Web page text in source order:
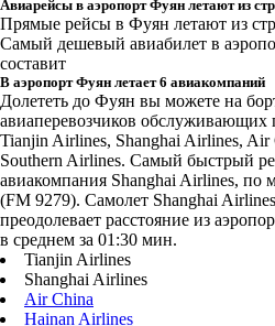
Авиарейсы в аэропорт Фуян летают из
Прямые рейсы в Фуян летают из
Самый дешевый авиабилет в
составит
В аэропорт Фуян летает 6 авиакомпаний
Долететь до Фуян вы можете на
авиаперевозчиков обслуживающих
Tianjin Airlines, Shanghai Airlines,
Southern Airlines. Самый быстрый
авиакомпания Shanghai Airlines,
(FM 9279). Самолет Shanghai
преодолевает расстояние из
в среднем за 01:30 мин.
Tianjin Airlines
Shanghai Airlines
Air China
Hainan Airlines